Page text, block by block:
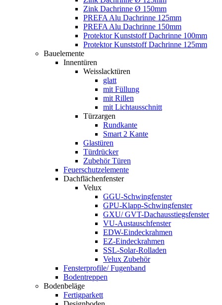
Zink Dachrinne Ø 150mm
PREFA Alu Dachrinne 125mm
PREFA Alu Dachrinne 150mm
Protektor Kunststoff Dachrinne 100mm
Protektor Kunststoff Dachrinne 125mm
Bauelemente
Innentüren
Weisslacktüren
glatt
mit Füllung
mit Rillen
mit Lichtausschnitt
Türzargen
Rundkante
Smart 2 Kante
Glastüren
Türdrücker
Zubehör Türen
Feuerschutzelemente
Dachflächenfenster
Velux
GGU-Schwingfenster
GPU-Klapp-Schwingfenster
GXU/ GVT-Dachausstiegsfenster
VU-Austauschfenster
EDW-Eindeckrahmen
EZ-Eindeckrahmen
SSL-Solar-Rolladen
Velux Zubehör
Fensterprofile/ Fugenband
Bodentreppen
Bodenbeläge
Fertigparkett